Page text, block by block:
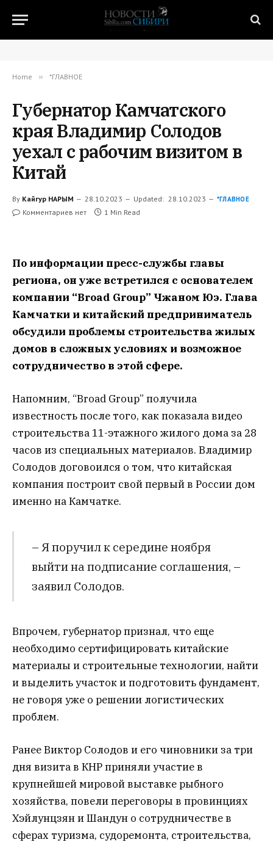
Home » *ГЛАВНОЕ
Губернатор Камчатского
края Владимир Солодов
уехал с рабочим визитом в
Китай
By Кайгур НАРЫМ 28.10.2023 Updated: 28.10.2023 *ГЛАВНОЕ
Комментариев нет 1 Min Read
По информации пресс-службы главы
региона, он уже встретился с основателем
компании “Broad Group” Чжаном Юэ. Глава
Камчатки и китайский предприниматель
обсудили проблемы строительства жилых
домов в сложных условиях и возможное
сотрудничество в этой сфере.
Напомним, “Broad Group” получила
известность после того, как показала видео
строительства 11-этажного жилого дома за 28
часов из специальных материалов. Владимир
Солодов договоился о том, что китайская
компания построит свой первый в России дом
именно на Камчатке.
– Я поручил к середине ноября
выйти на подписание соглашения, –
заявил Солодов.
Впрочем, губернатор признал, что еще
необходимо сертифицировать китайские
материалы и строительные технологии, найти
и выделить участок и подготовить фундамент,
не говоря уже о решении логистических
проблем.
Ранее Виктор Солодов и его чиновники за три
дня визита в КНР приняли участие в
крупнейшей мировой выставке рыбного
хозяйства, повели переговоры в провинциях
Хэйлунцзян и Шандун о сотрудничестве в
сферах туризма, судоремонта, строительства,